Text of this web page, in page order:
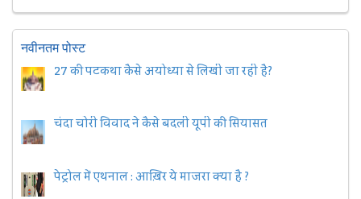
नवीनतम पोस्ट
27 की पटकथा कैसे अयोध्या से लिखी जा रही है?
चंदा चोरी विवाद ने कैसे बदली यूपी की सियासत
पेट्रोल में एथनाल : आख़िर ये माजरा क्या है ?